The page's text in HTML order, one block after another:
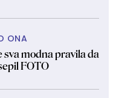
ONA
sva modna pravila da
FOTO